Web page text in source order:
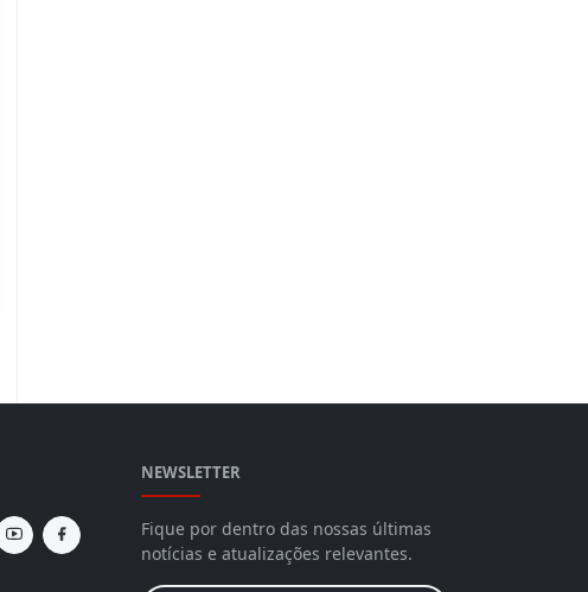
NEWSLETTER
Fique por dentro das nossas últimas
notícias e atualizações relevantes.